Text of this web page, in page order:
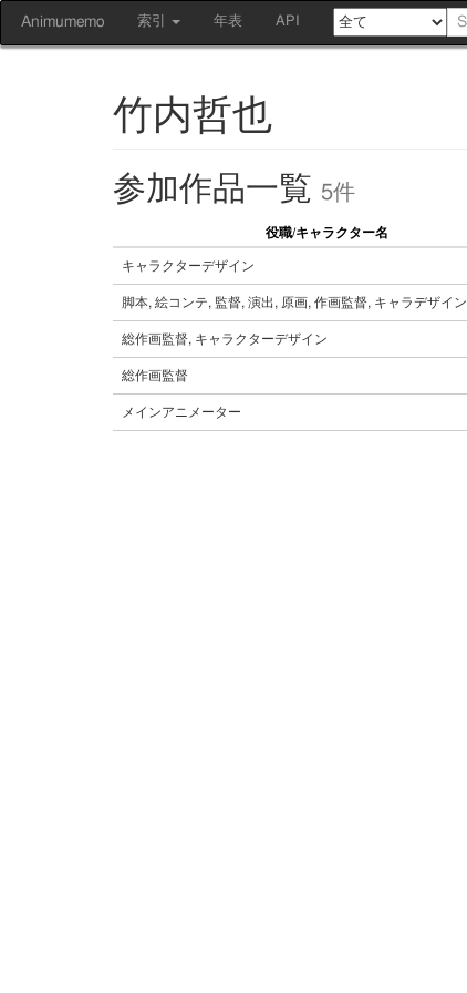
Animumemo 索引 年表 API
竹内哲也
参加作品一覧 5件
役職/キャラクター名
キャラクターデザイン
脚本, 絵コンテ, 監督, 演出, 原画, 作画監督, キャラデザイン
総作画監督, キャラクターデザイン
総作画監督
メインアニメーター